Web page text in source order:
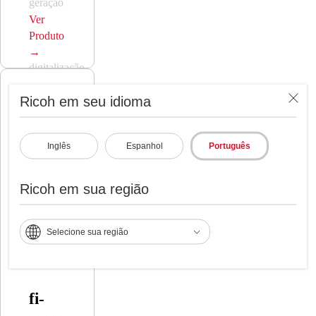
Ricoh em seu idioma
Inglês Espanhol Português
Ricoh em sua região
Selecione sua região
de
excelência
em
digitalização
Ver
Produto
→
fi-